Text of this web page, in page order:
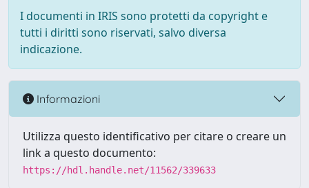
I documenti in IRIS sono protetti da copyright e
tutti i diritti sono riservati, salvo diversa
indicazione.
Informazioni
Utilizza questo identificativo per citare o creare un
link a questo documento:
https://hdl.handle.net/11562/339633